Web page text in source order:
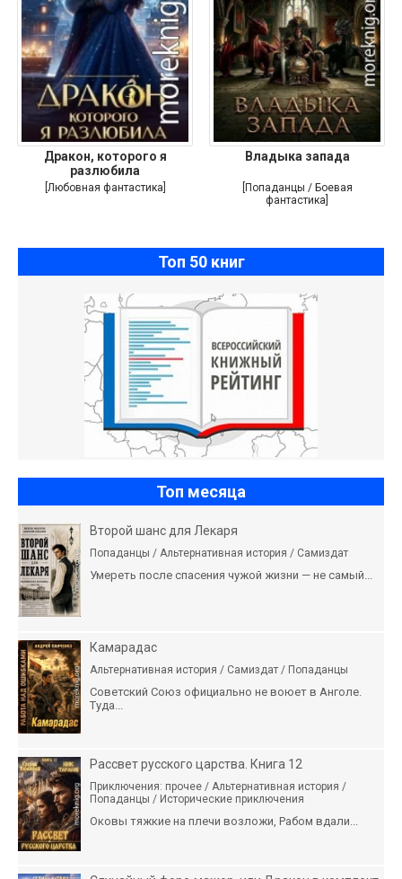
Дракон, которого я
разлюбила
[Любовная фантастика]
Владыка запада
[Попаданцы / Боевая
фантастика]
Топ 50 книг
Топ месяца
Второй шанс для Лекаря
Попаданцы / Альтернативная история / Самиздат
Умереть после спасения чужой жизни — не самый...
Камарадас
Альтернативная история / Самиздат / Попаданцы
Советский Союз официально не воюет в Анголе.
Туда...
Рассвет русского царства. Книга 12
Приключения: прочее / Альтернативная история /
Попаданцы / Исторические приключения
Оковы тяжкие на плечи возложи, Рабом вдали...